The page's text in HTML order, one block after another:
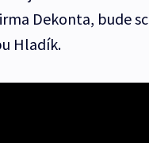
Dekonta, bude
Hladík.